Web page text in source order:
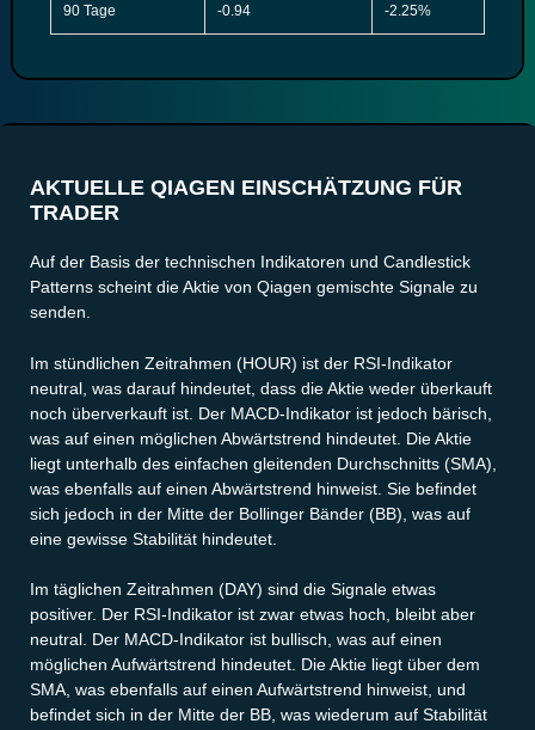
90 Tage -0.94 -2.25%
AKTUELLE QIAGEN EINSCHÄTZUNG FÜR
TRADER
Auf der Basis der technischen Indikatoren und Candlestick
Patterns scheint die Aktie von Qiagen gemischte Signale zu
senden.
Im stündlichen Zeitrahmen (HOUR) ist der RSI-Indikator
neutral, was darauf hindeutet, dass die Aktie weder überkauft
noch überverkauft ist. Der MACD-Indikator ist jedoch bärisch,
was auf einen möglichen Abwärtstrend hindeutet. Die Aktie
liegt unterhalb des einfachen gleitenden Durchschnitts (SMA),
was ebenfalls auf einen Abwärtstrend hinweist. Sie befindet
sich jedoch in der Mitte der Bollinger Bänder (BB), was auf
eine gewisse Stabilität hindeutet.
Im täglichen Zeitrahmen (DAY) sind die Signale etwas
positiver. Der RSI-Indikator ist zwar etwas hoch, bleibt aber
neutral. Der MACD-Indikator ist bullisch, was auf einen
möglichen Aufwärtstrend hindeutet. Die Aktie liegt über dem
SMA, was ebenfalls auf einen Aufwärtstrend hinweist, und
befindet sich in der Mitte der BB, was wiederum auf Stabilität